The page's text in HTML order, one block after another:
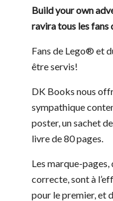
Build your own
ravira tous les fans
Fans de Lego® et
être servis!
DK Books nous
sympathique
poster, un sachet
livre de 80 pages.
Les marque-
correcte, sont à
pour le premier, et